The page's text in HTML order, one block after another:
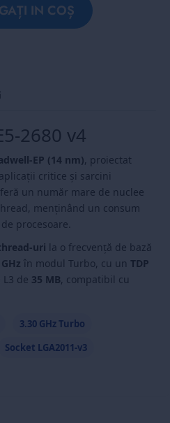
IN COȘ
2680 v4
EP (14 nm), proiectat
critice și sarcini
un număr mare de nuclee
menținând un consum
procesoare.
uri la o frecvență de bază
în modul Turbo, cu un TDP
de 35 MB, compatibil cu
3.30 GHz Turbo
Socket LGA2011-v3